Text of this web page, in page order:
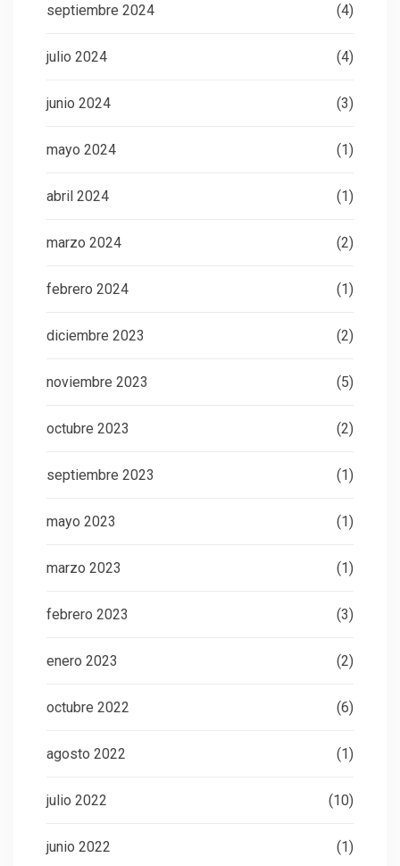
septiembre 2024 (4)
julio 2024 (4)
junio 2024 (3)
mayo 2024 (1)
abril 2024 (1)
marzo 2024 (2)
febrero 2024 (1)
diciembre 2023 (2)
noviembre 2023 (5)
octubre 2023 (2)
septiembre 2023 (1)
mayo 2023 (1)
marzo 2023 (1)
febrero 2023 (3)
enero 2023 (2)
octubre 2022 (6)
agosto 2022 (1)
julio 2022 (10)
junio 2022 (1)